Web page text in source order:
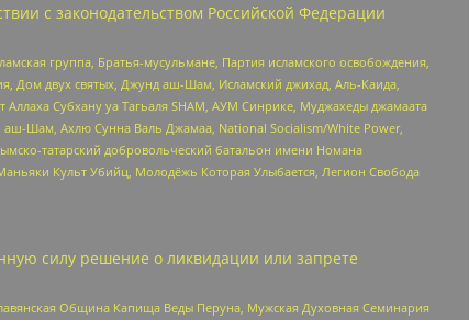
с законодательством Российской Федерации
группа, Братья-мусульмане, Партия исламского освобождения,
Дом двух святых, Джунд аш-Шам, Исламский джихад, Аль-Каида,
Субхану уа Тагьаля SHAM, АУМ Синрике, Муджахеды джамаата
аш-Шам, Ахлю Сунна Валь Джамаа, National Socialism/White Power,
татарский добровольческий батальон имени Номана
Культ Убийц, Молодёжь Которая Улыбается, Легион Свобода
силу решение о ликвидации или запрете
Община Капища Веды Перуна, Мужская Духовная Семинария